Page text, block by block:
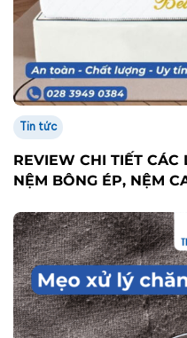
Tin tức
REVIEW CHI TIẾT
NỆM BÔNG ÉP, NỆM